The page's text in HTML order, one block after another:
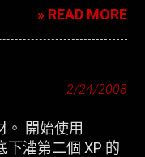
» READ MORE
2/24/2008
。 開始使用
下灌第二個 XP 的